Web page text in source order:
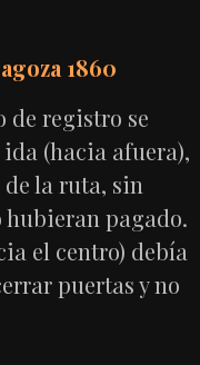
1860
de registro se
(hacia afuera),
la ruta, sin
hubieran pagado.
el centro) debía
puertas y no